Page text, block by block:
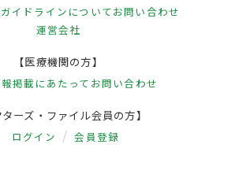
イドラインについてお問い合わせ
運営会社
【医療機関の方】
掲載にあたって お問い合わせ
ターズ・ファイル会員の方】
ログイン 会員登録